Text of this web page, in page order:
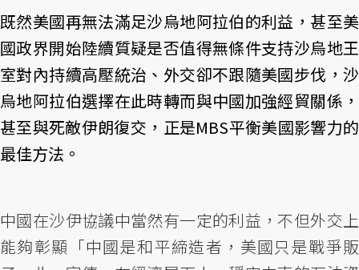
既然美國再無法滿足沙烏地阿拉伯的利益，甚至美
國政界開始陸續質疑是否值得無條件支持沙烏地王
室對內持續高壓統治、外交卻不跟隨美國步伐，沙
烏地阿拉伯選擇在此時轉而與中國加強經貿關係，
甚至與死敵伊朗復交，正是MBS平衡美國影響力的
最佳方法。
中國在沙伊協議中當然有一定的利益，不但外交上
能夠彰顯「中國是和平締造者，美國只是戰爭販